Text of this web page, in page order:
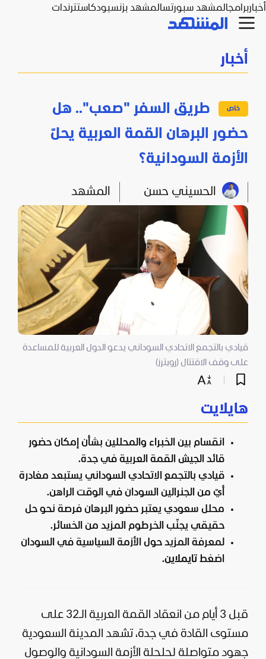
أخباربرامجالمشهد سبورتسالمشهد بزنسبودكاستترندات
أخبار
طريق السفر "صعب".. هل
حضور البرهان القمة العربية يحلّ
الأزمة السودانية؟
الحسيني حسن المشهد
قيادي بالتجمع الاتحادي السوداني يدعو الدول العربية للمساعدة
على وقف الاقتتال (رويترز)
هايلايت
انقسام بين الخبراء والمحللين بشأن إمكان حضور
قائد الجيش القمة العربية في جدة.
قيادي بالتجمع الاتحادي السوداني يستبعد مغادرة
أيّ من الجنرالين السودان في الوقت الراهن.
محلل سعودي يعتبر حضور البرهان فرصة نحو حل
حقيقي يجنّب الخرطوم المزيد من الخسائر.
لمعرفة المزيد حول الأزمة السياسية في السودان
اضغط تايملاين.
قبل 3 أيام من انعقاد القمة العربية الـ32 على
مستوى القادة في جدة، تشهد المدينة السعودية
جهود متواصلة لحلحلة الأزمة السودانية والوصول